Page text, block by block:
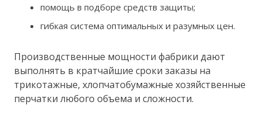
помощь в подборе средств защиты;
гибкая система оптимальных и разумных цен.
Производственные мощности фабрики дают
выполнять в кратчайшие сроки заказы на
трикотажные, хлопчатобумажные хозяйственные
перчатки любого объема и сложности.